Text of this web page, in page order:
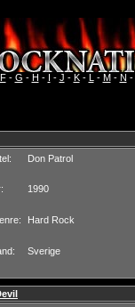
F- G - H - I - J - K- L - M- N -
Don Patrol
1990
Hard Rock
Sverige